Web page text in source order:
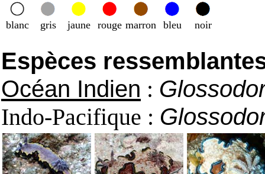
blanc gris jaune rouge marron bleu noir
Espèces
Océan Indien :
Indo-Pacifique :